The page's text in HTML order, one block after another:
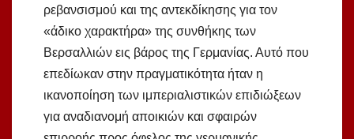
ρεβανσισμού και της αντεκδίκησης για τον
«άδικο χαρακτήρα» της συνθήκης των
Βερσαλλιών εις βάρος της Γερμανίας. Αυτό που
επεδίωκαν στην πραγματικότητα ήταν η
ικανοποίηση των ιμπεριαλιστικών επιδιώξεων
για αναδιανομή αποικιών και σφαιρών